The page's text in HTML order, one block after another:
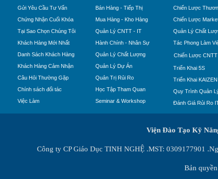
Gửi Yêu Cầu Tư Vấn
Chứng Nhận Cuối Khóa
Tại Sao Chọn Chúng Tôi
Khách Hàng Mới Nhất
Danh Sách Khách Hàng
Khách Hàng Cảm Nhận
Câu Hỏi Thường Gặp
Chính sách đối tác
Việc Làm
Bán Hàng - Tiếp Thị
Mua Hàng - Kho Hàng
Quản Lý CNTT - IT
Hành Chính - Nhân Sự
Quản Lý Chất Lượng
Quản Lý Dự Án
Quản Trị Rủi Ro
Học Tập Tham Quan
Seminar & Workshop
Chiến Lược
Chiến Lược
Quản Lý Chất
Tác Phong Làm
Chiến Lược CNTT
Triển Khai 5S
Triển Khai KAIZEN
Quy Trình Quản
Đánh Giá Rủi Ro
Viện Đào Tạo Kỹ
Công ty CP Giáo Dục TINH NGHỆ .MST: 0309177901
Bản